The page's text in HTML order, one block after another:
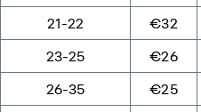
21-22
€32
23-25
€26
26-35
€25